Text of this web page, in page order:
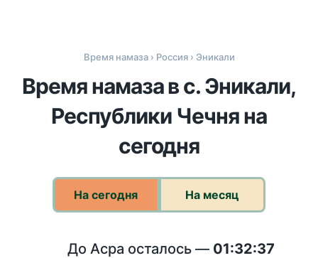
Время намаза› Россия› Эникали
Время намаза в с. Эникали,
Республики Чечня на
сегодня
На сегодня На месяц
До Асра осталось — 01:32:37